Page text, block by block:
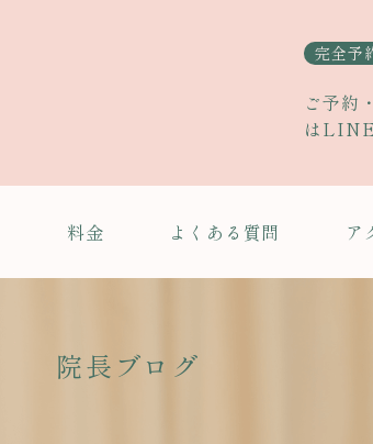
完全予
ご予約
は
料金 よくある質問 ア
院長ブログ